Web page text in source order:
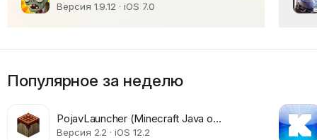
Версия 1.9.12 · iOS 7.0
Популярное за неделю
PojavLauncher (Minecraft Java on
iOS)
Версия 2.2 · iOS 12.2